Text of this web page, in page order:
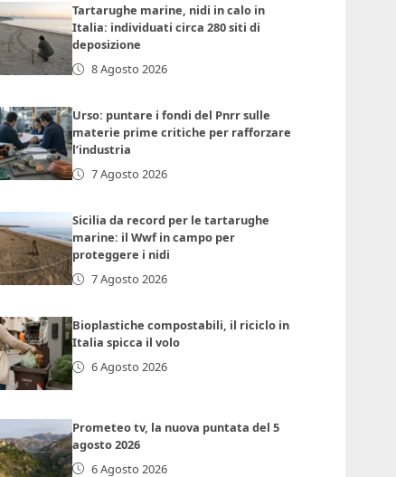
Tartarughe marine, nidi in calo in
Italia: individuati circa 280 siti di
deposizione
8 Agosto 2026
Urso: puntare i fondi del Pnrr sulle
materie prime critiche per rafforzare
l’industria
7 Agosto 2026
Sicilia da record per le tartarughe
marine: il Wwf in campo per
proteggere i nidi
7 Agosto 2026
Bioplastiche compostabili, il riciclo in
Italia spicca il volo
6 Agosto 2026
Prometeo tv, la nuova puntata del 5
agosto 2026
6 Agosto 2026